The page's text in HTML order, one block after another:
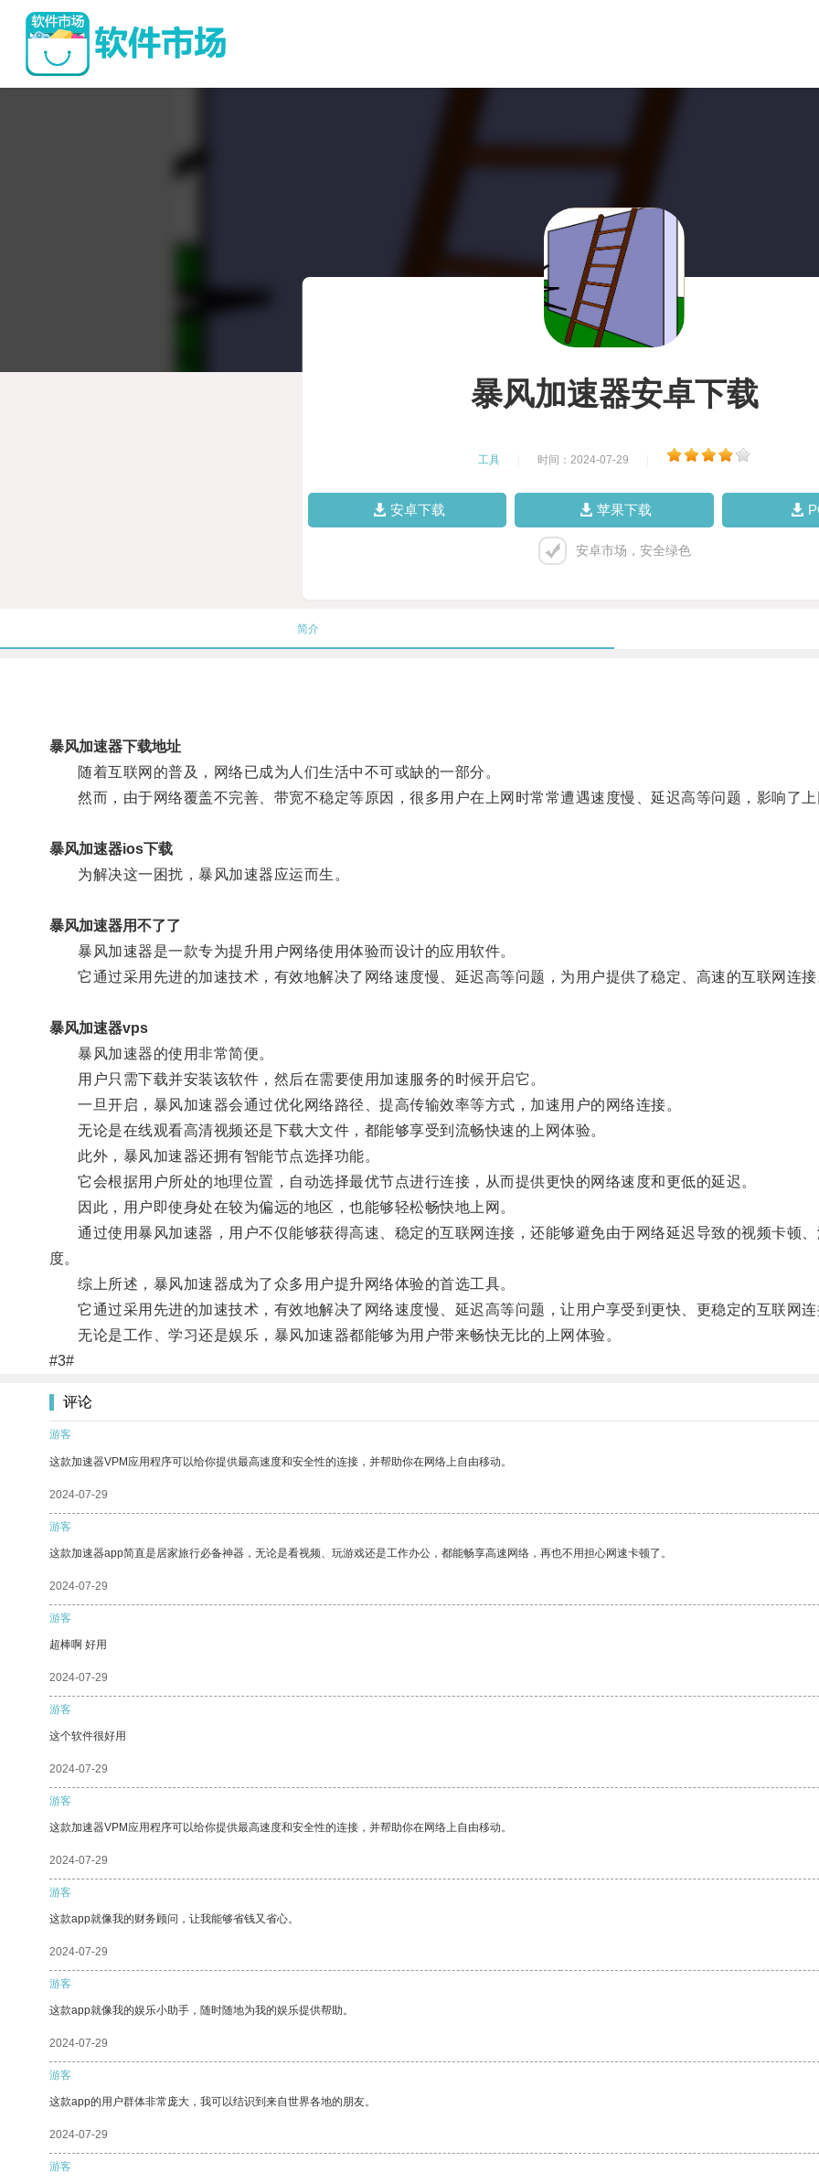
暴风加速器安卓下载
工具 时间：2024-07-29
安卓下载 苹果下载
安卓市场，安全绿色
简介
暴风加速器下载地址
随着互联网的普及，网络已成为人们生活中不可或缺的一部分。
然而，由于网络覆盖不完善、带宽不稳定等原因，很多用户在上网时常常遭遇速度慢、延迟高等问题，影响了
暴风加速器ios下载
为解决这一困扰，暴风加速器应运而生。
暴风加速器用不了了
暴风加速器是一款专为提升用户网络使用体验而设计的应用软件。
它通过采用先进的加速技术，有效地解决了网络速度慢、延迟高等问题，为用户提供了稳定、高速的互联网连
暴风加速器vps
暴风加速器的使用非常简便。
用户只需下载并安装该软件，然后在需要使用加速服务的时候开启它。
一旦开启，暴风加速器会通过优化网络路径、提高传输效率等方式，加速用户的网络连接。
无论是在线观看高清视频还是下载大文件，都能够享受到流畅快速的上网体验。
此外，暴风加速器还拥有智能节点选择功能。
它会根据用户所处的地理位置，自动选择最优节点进行连接，从而提供更快的网络速度和更低的延迟。
因此，用户即使身处在较为偏远的地区，也能够轻松畅快地上网。
通过使用暴风加速器，用户不仅能够获得高速、稳定的互联网连接，还能够避免由于网络延迟导致的视频卡顿
度。
综上所述，暴风加速器成为了众多用户提升网络体验的首选工具。
它通过采用先进的加速技术，有效地解决了网络速度慢、延迟高等问题，让用户享受到更快、更稳定的互联网
无论是工作、学习还是娱乐，暴风加速器都能够为用户带来畅快无比的上网体验。
#3#
评论
游客
这款加速器VPM应用程序可以给你提供最高速度和安全性的连接，并帮助你在网络上自由移动。
2024-07-29
游客
这款加速器app简直是居家旅行必备神器，无论是看视频、玩游戏还是工作办公，都能畅享高速网络，再也不用担心网速卡顿了。
2024-07-29
游客
超棒啊 好用
2024-07-29
游客
这个软件很好用
2024-07-29
游客
这款加速器VPM应用程序可以给你提供最高速度和安全性的连接，并帮助你在网络上自由移动。
2024-07-29
游客
这款app就像我的财务顾问，让我能够省钱又省心。
2024-07-29
游客
这款app就像我的娱乐小助手，随时随地为我的娱乐提供帮助。
2024-07-29
游客
这款app的用户群体非常庞大，我可以结识到来自世界各地的朋友。
2024-07-29
游客